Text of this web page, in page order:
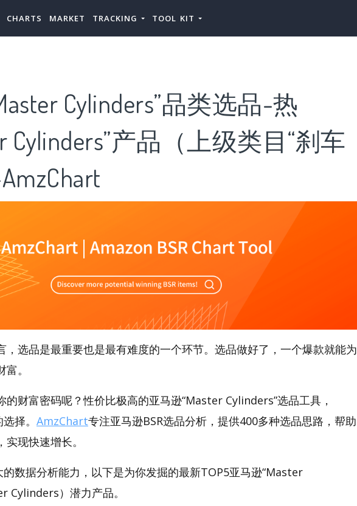
CHARTS MARKET TRACKING TOOL KIT
Cylinders”品类选品-热
Cylinders”产品（上级类目“刹车
，选品是最重要也是最有难度的一个环节。选品做好了，一个爆款就能为
。
的财富密码呢？性价比极高的亚马逊“Master Cylinders”选品工具，
择。 AmzChart专注亚马逊BSR选品分析，提供400多种选品思路，帮助
现快速增长。
数据分析能力，以下是为你发掘的最新TOP5亚马逊“Master
Cylinders）潜力产品。